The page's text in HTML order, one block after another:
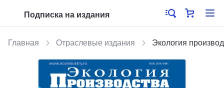
Подписка на издания
Главная Отраслевые издания Экология